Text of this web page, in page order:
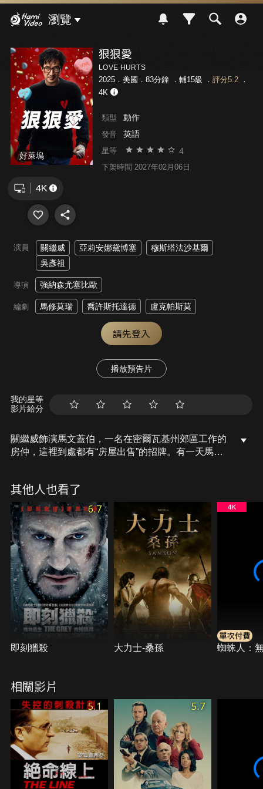
瀏覽
好萊塢
狠狠愛
LOVE HURTS
2025．美國．83分鐘 ． 輔15級 ． 評分5.2．
4K
類型 動作
發音 英語
星等 4
下架時間 2027年02月06日
演員 關繼威 亞莉安娜黛博塞
穆斯塔法沙基爾
吳彥祖
導演 強納森尤塞比歐
編劇 馬修莫瑞 喬許斯托達德 盧克帕斯莫
請先登入
播放預告片
我的星等
影片給分
關繼威飾演馬文蓋伯，一名在密爾瓦基州郊區工作的
房仲，這裡到處都有“房屋出售”的招牌。有一天馬文
在，馬文被迫重新回到一個無情殺手的世界，充滿了
雙重背叛，就連開放看屋活動都變成致命戰場。當他
脾氣火爆的犯罪集團老大兄弟納克魯斯派出手下追捕
他，馬文就必須面對一直糾纏著他的選擇，以及他從
未真正逃離的過去。
其他人也看了
6.7
即刻獵殺 大力士-桑孫 蜘蛛人：
相關影片
5.1 5.7